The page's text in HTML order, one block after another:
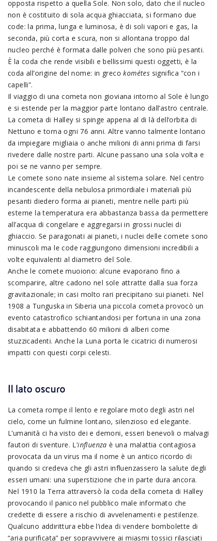
opposta rispetto a quella Sole. Non solo, dato che il nucleo
non è costituito di sola acqua ghiacciata, si formano due
code: la prima, lunga e luminosa, è di soli vapori e gas, la
seconda, più corta e scura, non si allontana troppo dal
nucleo perché è formata dalle polveri che sono più pesanti.
È la coda che rende visibili e bellissimi questi oggetti, è la
coda all’origine del nome: in grecokométes significa “con i
capelli”.
Il viaggio di una cometa non gioviana intorno al Sole è lungo
e si estende per la maggior parte lontano dall’astro centrale.
La cometa di Halley si spinge appena al di là dell’orbita di
Nettuno e torna ogni 76 anni. Altre vanno talmente lontano
da impiegare migliaia o anche milioni di anni prima di farsi
rivedere dalle nostre parti. Alcune passano una sola volta e
poi se ne vanno per sempre.
Le comete sono nate insieme al sistema solare. Nel centro
incandescente della nebulosa primordiale i materiali più
pesanti diedero forma ai pianeti, mentre nelle parti più
esterne la temperatura era abbastanza bassa da permettere
all’acqua di congelare e aggregarsi in grossi nuclei di
ghiaccio. Se paragonati ai pianeti, i nuclei delle comete sono
minuscoli ma le code raggiungono dimensioni incredibili a
volte equivalenti al diametro del Sole.
Anche le comete muoiono: alcune evaporano fino a
scomparire, altre cadono nel sole attratte dalla sua forza
gravitazionale; in casi molto rari precipitano sui pianeti. Nel
1908 a Tunguska in Siberia una piccola cometa provocò un
evento catastrofico schiantandosi per fortuna in una zona
disabitata e abbattendo 60 milioni di alberi come
stuzzicadenti. Anche la Luna porta le cicatrici di numerosi
impatti con questi corpi celesti.
Il lato oscuro
La cometa rompe il lento e regolare moto degli astri nel
cielo, come un fulmine lontano, silenzioso ed elegante.
L’umanità ci ha visto dei e demoni, esseri benevoli o malvagi
fautori di sventure. L’influenza è una malattia contagiosa
provocata da un virus ma il nome è un antico ricordo di
quando si credeva che gli astri influenzassero la salute degli
esseri umani: una superstizione che in parte dura ancora.
Nel 1910 la Terra attraversò la coda della cometa di Halley
provocando il panico nel pubblico male informato che
credette di essere a rischio di avvelenamenti e pestilenze.
Qualcuno addirittura ebbe l’idea di vendere bombolette di
“aria purificata” per sopravvivere ai miasmi tossici rilasciati